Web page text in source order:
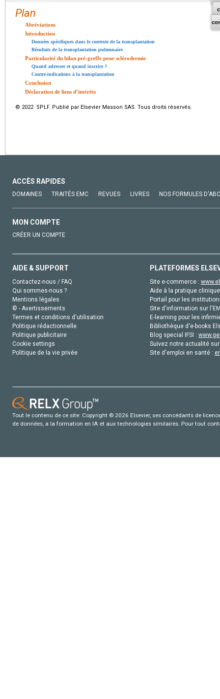
Plan
Abréviations
Introduction
Données spécifiques dans le contexte de la transplantation
Résultats de la transplantation pulmonaire
Particularité du bilan pré-greffe pour sclérodermie
Quand adresser et quand inscrire ?
Contre-indications à la transplantation
Conclusion
Déclaration de liens d’intérêts
© 2022 SPLF. Publié par Elsevier Masson SAS. Tous droits réservés.
ACCÈS RAPIDES
DOMAINES TRAITÉS EMC REVUES LIVRES NOS FORMULES
MON COMPTE
CRÉER UN COMPTE
AIDE & SUPPORT
Contactez-nous / FAQ
Qui sommes-nous ?
Mentions légales
© - Avertissements
Termes et conditions d'utilisation
Politique rédactionnelle
Politique publicitaire
Cookie settings
Politique de la vie privée
PLATEFORMES
Site e-commerce :
Aide à la pratique
Portail pour les
Site d'information sur
E-learning pour les
Bibliothèque d'e-books
Blog special IFSI :
Suivez notre actualité
Site d'emploi en santé :
Tout le contenu de ce site: Copyright © 2026 Elsevier, ses concédants de
de données, a la formation en IA et aux technologies similaires. Pour tout